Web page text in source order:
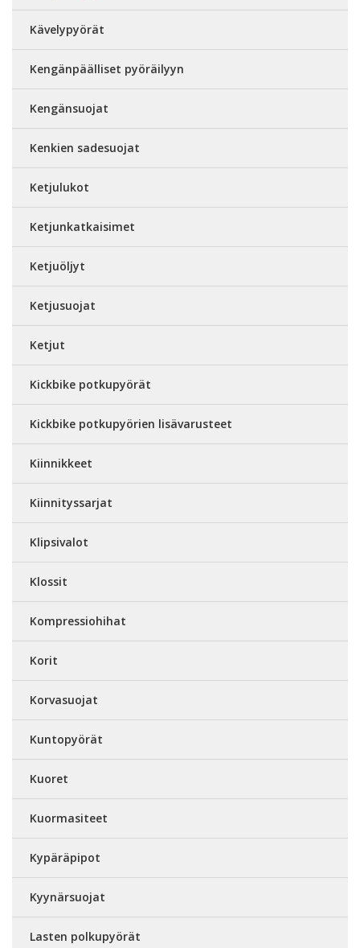
Kävelypyörät
Kengänpäälliset pyöräilyyn
Kengänsuojat
Kenkien sadesuojat
Ketjulukot
Ketjunkatkaisimet
Ketjuöljyt
Ketjusuojat
Ketjut
Kickbike potkupyörät
Kickbike potkupyörien lisävarusteet
Kiinnikkeet
Kiinnityssarjat
Klipsivalot
Klossit
Kompressiohihat
Korit
Korvasuojat
Kuntopyörät
Kuoret
Kuormasiteet
Kypäräpipot
Kyynärsuojat
Lasten polkupyörät